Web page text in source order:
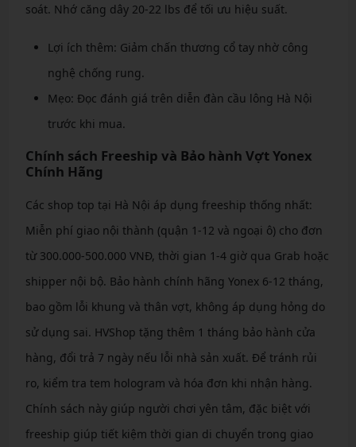
soát. Nhớ căng dây 20-22 lbs để tối ưu hiệu suất.
Lợi ích thêm: Giảm chấn thương cổ tay nhờ công
nghệ chống rung.
Mẹo: Đọc đánh giá trên diễn đàn cầu lông Hà Nội
trước khi mua.
Chính sách Freeship và Bảo hành Vợt Yonex
Chính Hãng
Các shop top tại Hà Nội áp dụng freeship thống nhất:
Miễn phí giao nội thành (quận 1-12 và ngoại ô) cho đơn
từ 300.000-500.000 VNĐ, thời gian 1-4 giờ qua Grab hoặc
shipper nội bộ. Bảo hành chính hãng Yonex 6-12 tháng,
bao gồm lỗi khung và thân vợt, không áp dụng hỏng do
sử dụng sai. HVShop tặng thêm 1 tháng bảo hành cửa
hàng, đổi trả 7 ngày nếu lỗi nhà sản xuất. Để tránh rủi
ro, kiểm tra tem hologram và hóa đơn khi nhận hàng.
Chính sách này giúp người chơi yên tâm, đặc biệt với
freeship giúp tiết kiệm thời gian di chuyển trong giao